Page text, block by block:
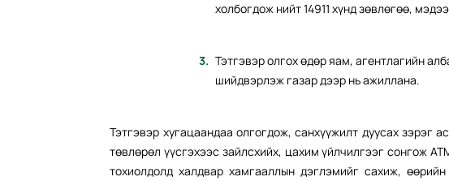
холбогдож нийт 14911 хүнд зөвлөгөө,
Тэтгэвэр олгох өдөр яам, агентлагийн
шийдвэрлэж газар дээр нь ажиллана.
Тэтгэвэр хугацаандаа олгогдож, санхүүжилт дуусах зэрэг
төвлөрөл үүсгэхээс зайлсхийх, цахим үйлчилгээг сонгож
тохиолдолд халдвар хамгааллын дэглэмийг сахиж,